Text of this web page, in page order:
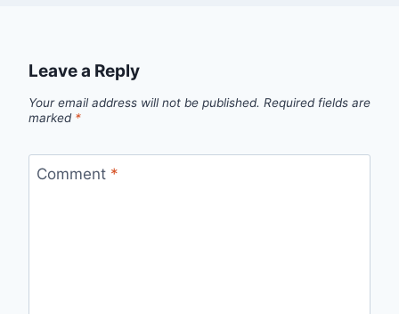
Leave a Reply
Your email address will not be published. Required fields are
marked *
Comment *